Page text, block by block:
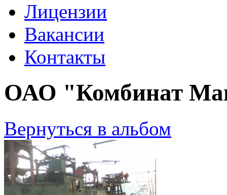
Лицензии
Вакансии
Контакты
ОАО "Комбинат
Вернуться в альбом